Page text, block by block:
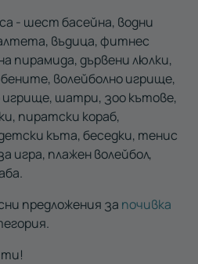
- шест басейна, водни
въдица, фитнес
пирамида, дървени люлки,
волейболно игрище,
шатри, зоо кътове,
пиратски кораб,
къта, беседки, тенис
игра, плажен волейбол,
предложения за почивка